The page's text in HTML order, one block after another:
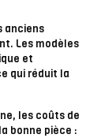
anciens
Les modèles
et
qui réduit la
les coûts de
bonne pièce :